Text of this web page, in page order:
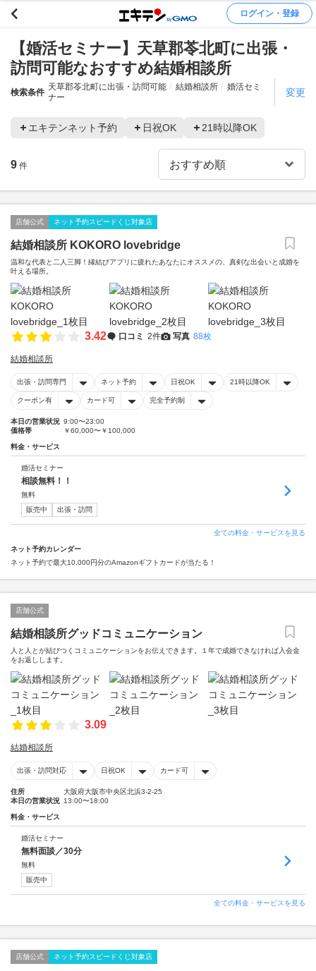
ログイン・登録
【婚活セミナー】天草郡苓北町に出張・
訪問可能なおすすめ結婚相談所
検索条件
天草郡苓北町に出張・訪問可能 結婚相談所
婚活セミ
ナー
変更
エキテンネット予約 日祝OK 21時以降OK
9 件
店舗公式 ネット予約スピードくじ対象店
結婚相談所 KOKORO lovebridge
温和な代表と二人三脚！縁結びアプリに疲れたあなたにオススメの、真剣な出会いと成婚を
叶える場所。
3.42 口コミ 2件 写真 88枚
結婚相談所
出張・訪問専門 ネット予約 日祝OK 21時以降OK
クーポン有 カード可 完全予約制
本日の営業状況 9:00〜23:00
価格帯
￥60,000〜￥100,000
料金・サービス
婚活セミナー
相談無料！！
無料
販売中
出張・訪問
全ての料金・サービスを見る
ネット予約カレンダー
ネット予約で最大10,000円分のAmazonギフトカードが当たる！
店舗公式
結婚相談所グッドコミュニケーション
人と人とが結びつくコミュニケーションをお伝えできます。１年で成婚できなければ入会金
をお返しします。
3.09
結婚相談所
出張・訪問対応 日祝OK カード可
住所
大阪府大阪市中央区北浜3-2-25
本日の営業状況 13:00〜18:00
料金・サービス
婚活セミナー
無料面談／30分
無料
販売中
全ての料金・サービスを見る
店舗公式 ネット予約スピードくじ対象店